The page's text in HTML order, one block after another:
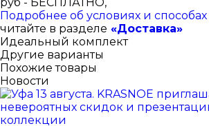
Подробнее об условиях и способах
читайте в разделе «Доставка»
Идеальный комплект
Другие варианты
Похожие товары
Новости